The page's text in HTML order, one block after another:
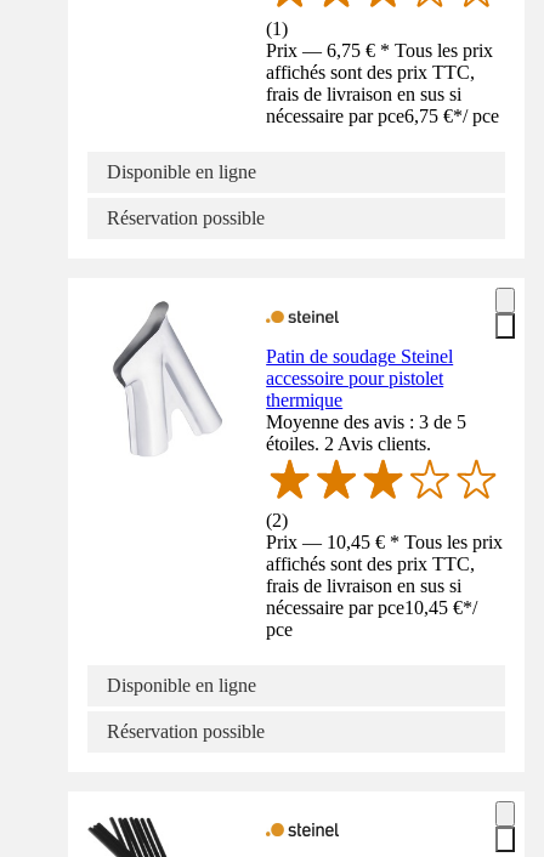
(1)
Prix — 6,75 € * Tous les prix
affichés sont des prix TTC,
frais de livraison en sus si
nécessaire par pce6,75 €*/ pce
Disponible en ligne
Réservation possible
Patin de soudage Steinel
accessoire pour pistolet
thermique
Moyenne des avis : 3 de 5
étoiles. 2 Avis clients.
(2)
Prix — 10,45 € * Tous les prix
affichés sont des prix TTC,
frais de livraison en sus si
nécessaire par pce10,45 €*/
pce
Disponible en ligne
Réservation possible